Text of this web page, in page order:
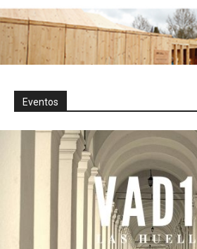
Eventos